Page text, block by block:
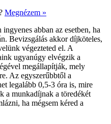
Megnézem »
abban az esetben, ha
Bevizsgálás akkor díjköteles,
végezteted el. A
ugyanúgy elvégzik a
megállapítják, mely
Az egyszerűbbtől a
legalább 0,5-3 óra is, mire
a munkadíjnak a töredékét
ha mégsem kéred a